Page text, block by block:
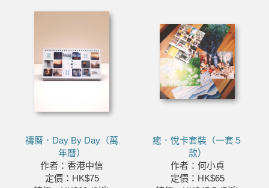
禱曆．Day By Day（萬
年曆）
作者：香港中信
定價：HK$75
癒．悅卡套裝（一套５
款）
作者：何小貞
定價：HK$65